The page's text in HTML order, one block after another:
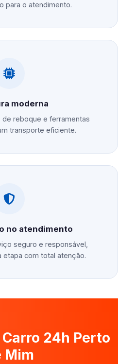
para o atendimento.
moderna
de reboque e ferramentas
transporte eficiente.
no atendimento
seguro e responsável,
etapa com total atenção.
24h Perto
Mim